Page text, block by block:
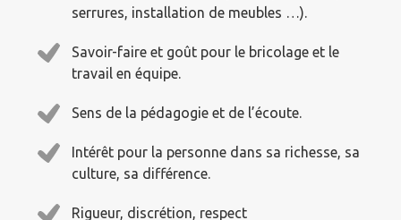
serrures, installation de meubles …).
Savoir-faire et goût pour le bricolage et le
travail en équipe.
Sens de la pédagogie et de l’écoute.
Intérêt pour la personne dans sa richesse, sa
culture, sa différence.
Rigueur, discrétion, respect